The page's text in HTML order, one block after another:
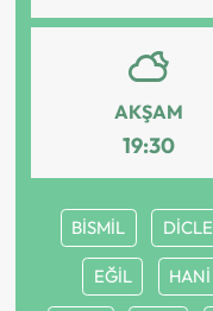
AKŞAM
19:30
BİSMİL DİCLE
EĞİL HANİ